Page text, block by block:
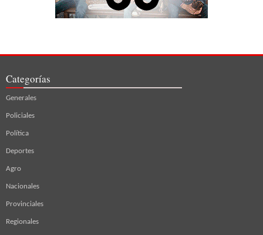
Categorías
Generales
Policiales
Política
Deportes
Agro
Nacionales
Provinciales
Regionales